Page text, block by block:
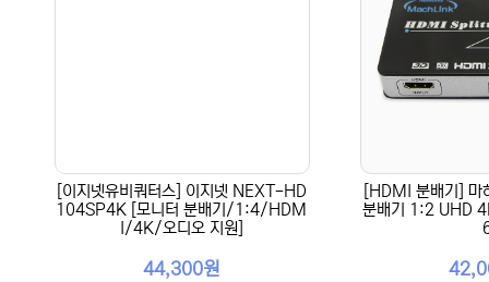
[이지넷유비쿼터스] 이지넷 NEXT-HD
104SP4K [모니터 분배기/1:4/HDM
I/4K/오디오 지원]
44,300원
[HDMI 분배기]
분배기 1:2 UHD